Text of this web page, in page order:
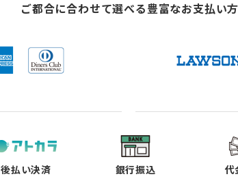
ご都合に合わせて選べる 豊富なお支払い
後払い決済 銀行振込 代
し
タ
ブ
で
し
タ
ブ
で
し
タ
ブ
で
し
タ
ブ
で